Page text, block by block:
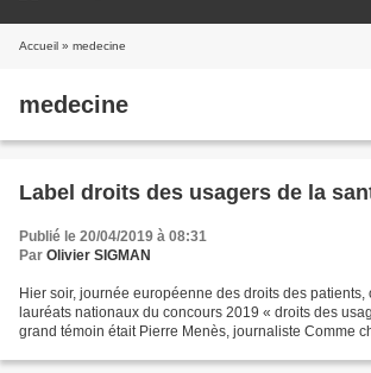
Accueil » medecine
medecine
Label droits des usagers de la
Publié le 20/04/2019 à 08:31
Par Olivier SIGMAN
Hier soir, journée européenne des droits des patients,
lauréats nationaux du concours 2019 « droits des
grand témoin était Pierre Menès, journaliste Comme